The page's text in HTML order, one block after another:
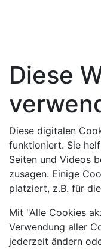
Diese
Diese digitalen
funktioniert. Sie
Seiten und Videos
zusagen. Einige
platziert, z.B. für
Mit "Alle Cookies
Verwendung aller
jederzeit ändern